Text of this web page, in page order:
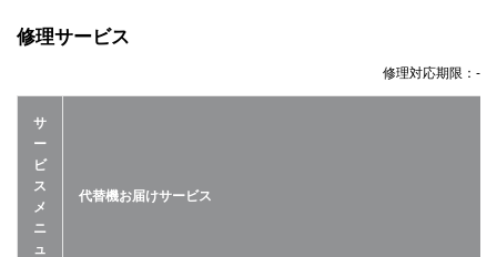
修理サービス
修理対応期限： -
サ
ー
ビ
ス
メ
ニ
ュ
代替機お届けサービス